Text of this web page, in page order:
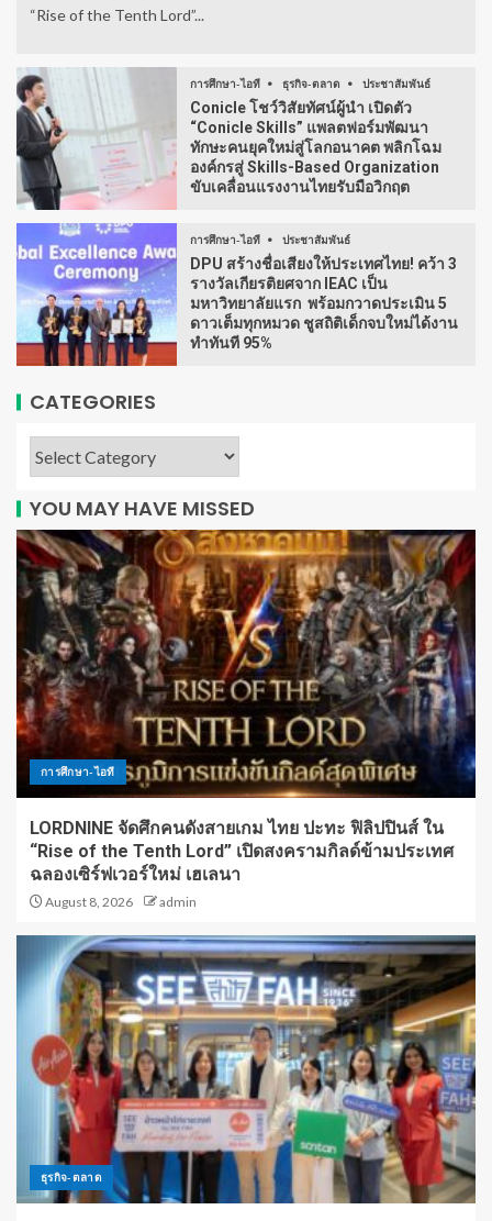
“Rise of the Tenth Lord”...
การศึกษา-ไอที ธุรกิจ-ตลาด ประชาสัมพันธ์
Conicle โชว์วิสัยทัศน์ผู้นำ เปิดตัว
“Conicle Skills” แพลตฟอร์มพัฒนา
ทักษะคนยุคใหม่สู่โลกอนาคต พลิกโฉม
องค์กรสู่ Skills-Based Organization
ขับเคลื่อนแรงงานไทยรับมือวิกฤต
การศึกษา-ไอที ประชาสัมพันธ์
DPU สร้างชื่อเสียงให้ประเทศไทย! คว้า 3
รางวัลเกียรติยศจาก IEAC เป็น
มหาวิทยาลัยแรก พร้อมกวาดประเมิน 5
ดาวเต็มทุกหมวด ชูสถิติเด็กจบใหม่ได้งาน
ทำทันที 95%
CATEGORIES
YOU MAY HAVE MISSED
การศึกษา-ไอที
LORDNINE จัดศึกคนดังสายเกม ไทย ปะทะ ฟิลิปปินส์ ใน
“Rise of the Tenth Lord” เปิดสงครามกิลด์ข้ามประเทศ
ฉลองเซิร์ฟเวอร์ใหม่ เฮเลนา
August 8, 2026 admin
ธุรกิจ-ตลาด